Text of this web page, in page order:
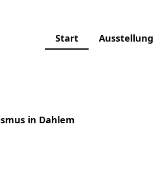
Start Ausstellung
in Dahlem